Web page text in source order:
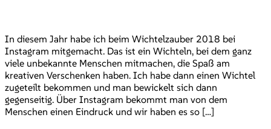
In diesem Jahr habe ich beim Wichtelzauber 2018 bei
Instagram mitgemacht. Das ist ein Wichteln, bei dem ganz
viele unbekannte Menschen mitmachen, die Spaß am
kreativen Verschenken haben. Ich habe dann einen Wichtel
zugeteilt bekommen und man bewickelt sich dann
gegenseitig. Über Instagram bekommt man von dem
Menschen einen Eindruck und wir haben es so […]